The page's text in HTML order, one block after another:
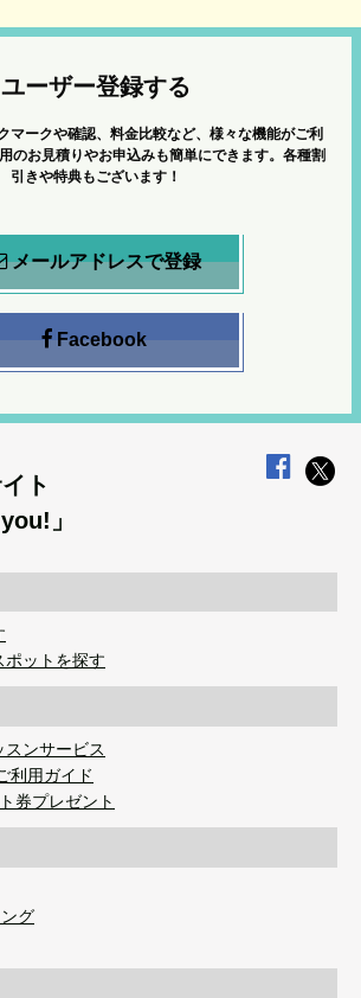
ユーザー登録する
マークや確認、料金比較など、様々な機能がご利
のお見積りやお申込みも簡単にできます。各種割
引きや特典もございます！
メールアドレスで登録
Facebook
ト
」
ポットを探す
ンサービス
利用ガイド
券プレゼント
グ